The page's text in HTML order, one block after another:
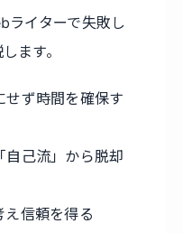
ライターで失敗し
ます。
せず時間を確保す
自己流」から脱却
え信頼を得る